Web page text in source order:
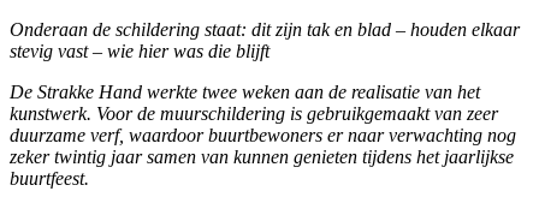
Onderaan de schildering staat: dit zijn tak en blad – houden elkaar
stevig vast – wie hier was die blijft
De Strakke Hand werkte twee weken aan de realisatie van het
kunstwerk. Voor de muurschildering is gebruikgemaakt van zeer
duurzame verf, waardoor buurtbewoners er naar verwachting nog
zeker twintig jaar samen van kunnen genieten tijdens het jaarlijkse
buurtfeest.